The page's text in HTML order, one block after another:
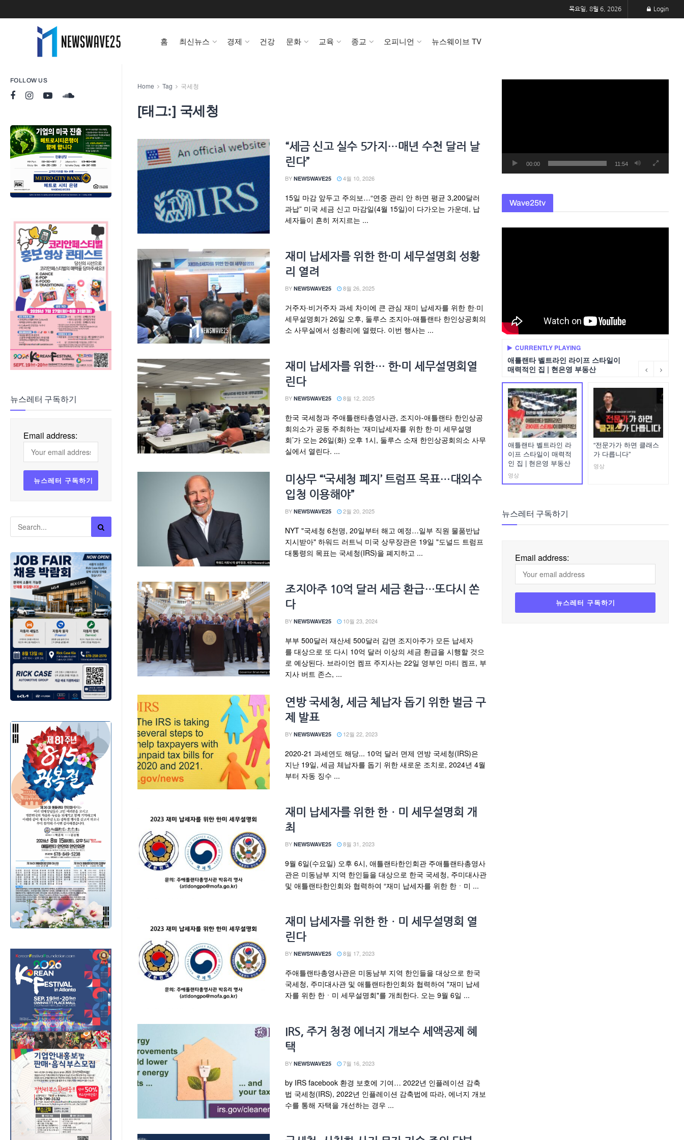
FOLLOW US
뉴스레터 구독하기
Email address:
목요일, 8월 6, 2026 Login
홈 최신뉴스 경제 건강 문화 교육 종교 오피니언 뉴스웨이브 TV
Home Tag 국세청
[태그:] 국세청
“세금 신고 실수 5가지…매년 수천 달러 날
린다”
BY NEWSWAVE25 4월 10, 2026
15일 마감 앞두고 주의보…“연중 관리 안 하면 평균 3,200달러
과납” 미국 세금 신고 마감일(4월 15일)이 다가오는 가운데, 납
세자들이 흔히 저지르는 ...
재미 납세자를 위한 한·미 세무설명회 성황
리 열려
BY NEWSWAVE25 8월 26, 2025
거주자·비거주자 과세 차이에 큰 관심 재미 납세자를 위한 한·미
세무설명회가 26일 오후, 둘루스 조지아-애틀랜타 한인상공회의
소 사무실에서 성황리에 열렸다. 이번 행사는 ...
재미 납세자를 위한… 한·미 세무설명회열
린다
BY NEWSWAVE25 8월 12, 2025
한국 국세청과 주애틀랜타총영사관, 조지아-애틀랜타 한인상공
회의소가 공동 주최하는 ‘재미납세자를 위한 한·미 세무설명
회’가 오는 26일(화) 오후 1시, 둘루스 소재 한인상공회의소 사무
실에서 열린다. ...
미상무 “‘국세청 폐지’ 트럼프 목표…대외수
입청 이용해야”
BY NEWSWAVE25 2월 20, 2025
NYT "국세청 6천명, 20일부터 해고 예정…일부 직원 물품반납
지시받아" 하워드 러트닉 미국 상무장관은 19일 "도널드 트럼프
대통령의 목표는 국세청(IRS)을 폐지하고 ...
조지아주 10억 달러 세금 환급…또다시 쏜
다
BY NEWSWAVE25 10월 23, 2024
부부 500달러 재산세 500달러 감면 조지아주가 모든 납세자
를 대상으로 또 다시 10억 달러 이상의 세금 환급을 시행할 것으
로 예상된다. 브라이언 켐프 주지사는 22일 영부인 마티 켐프, 부
지사 버트 존스, ...
연방 국세청, 세금 체납자 돕기 위한 벌금 구
제 발표
BY NEWSWAVE25 12월 22, 2023
2020-21 과세연도 해당... 10억 달러 면제 연방 국세청(IRS)은
지난 19일, 세금 체납자를 돕기 위한 새로운 조치로, 2024년 4월
부터 자동 징수 ...
재미 납세자를 위한 한ㆍ미 세무설명회 개
최
BY NEWSWAVE25 8월 31, 2023
9월 6일(수요일) 오후 6시, 애틀랜타한인회관 주애틀랜타총영사
관은 미동남부 지역 한인들을 대상으로 한국 국세청, 주미대사관
및 애틀랜타한인회와 협력하여 “재미 납세자를 위한 한ㆍ미 ...
재미 납세자를 위한 한ㆍ미 세무설명회 열
린다
BY NEWSWAVE25 8월 17, 2023
주애틀랜타총영사관은 미동남부 지역 한인들을 대상으로 한국
국세청, 주미대사관 및 애틀랜타한인회와 협력하여 "재미 납세
자를 위한 한ㆍ미 세무설명회"를 개최한다. 오는 9월 6일 ...
IRS, 주거 청정 에너지 개보수 세액공제 혜
택
BY NEWSWAVE25 7월 16, 2023
by IRS facebook 환경 보호에 기여… 2022년 인플레이션 감축
법 국세청(IRS), 2022년 인플레이션 감축법에 따라, 에너지 개보
수를 통해 자택을 개선하는 경우 ...
00:00 11:54
Wave25tv
CURRENTLY PLAYING
애틀랜타 벨트라인 라이프 스타일이
매력적인 집 | 현은영 부동산
애틀랜타 벨트라인 라
이프 스타일이 매력적
인 집 | 현은영 부동산
영상
“전문가가 하면 클래스
가 다릅니다”
영상
뉴스레터 구독하기
Email address: